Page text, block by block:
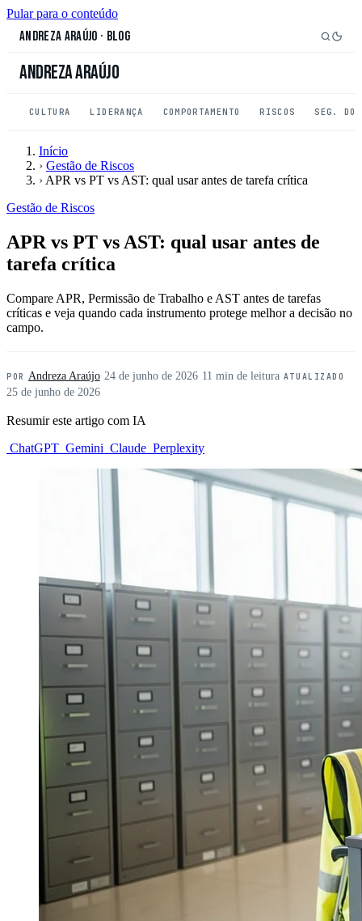
Pular para o conteúdo
Andreza Araújo · Blog
Andreza Araújo
CULTURA LIDERANÇA COMPORTAMENTO RISCOS SEG. DO
Início
› Gestão de Riscos
› APR vs PT vs AST: qual usar antes de tarefa crítica
Gestão de Riscos
APR vs PT vs AST: qual usar antes de
tarefa crítica
Compare APR, Permissão de Trabalho e AST antes de tarefas
críticas e veja quando cada instrumento protege melhor a decisão no
campo.
POR Andreza Araújo· 24 de junho de 2026· 11 min de leitura· ATUALIZADO
25 de junho de 2026
Resumir este artigo com IA
ChatGPT Gemini Claude Perplexity